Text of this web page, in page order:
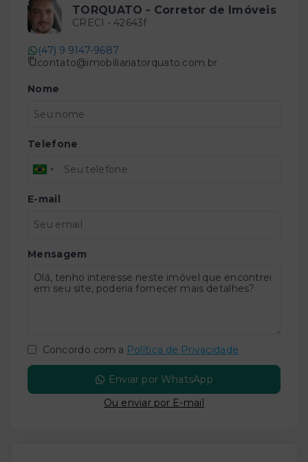
TORQUATO - Corretor de Imóveis
CRECI - 42643f
(47) 9 9147-9687
contato@imobiliariatorquato.com.br
Nome
Telefone
E-mail
Mensagem
Concordo com a Política de Privacidade
Enviar por WhatsApp
Ou enviar por E-mail